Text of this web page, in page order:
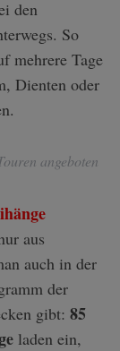
den
So
mehrere Tage
Dienten oder
angeboten
aus
auch in der
der
gibt: 85
laden ein,